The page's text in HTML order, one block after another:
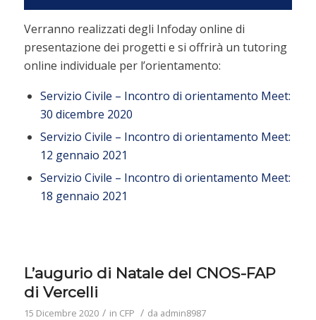
Verranno realizzati degli Infoday online di
presentazione dei progetti e si offrirà un tutoring
online individuale per l’orientamento:
Servizio Civile – Incontro di orientamento Meet:
30 dicembre 2020
Servizio Civile – Incontro di orientamento Meet:
12 gennaio 2021
Servizio Civile – Incontro di orientamento Meet:
18 gennaio 2021
L’augurio di Natale del CNOS-FAP
di Vercelli
15 Dicembre 2020 / in CFP / da admin8987